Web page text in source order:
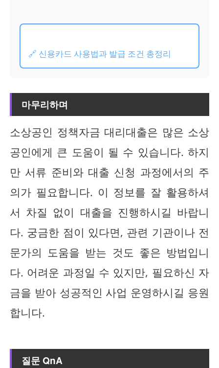
🔗 신용카드 사용법과 발급 조건 총정리
마무리하며
소상공인 정책자금 대리대출은 많은 소상
공인에게 큰 도움이 될 수 있습니다. 하지
만 서류 준비와 대출 신청 과정에서의 주
의가 필요합니다. 이 정보를 잘 활용하셔
서 차질 없이 대출을 진행하시길 바랍니
다. 궁금한 점이 있다면, 관련 기관이나 전
문가의 도움을 받는 것도 좋은 방법입니
다. 어려운 과정일 수 있지만, 필요하신 자
금을 받아 성공적인 사업 운영하시길 응원
합니다.
질문 QnA